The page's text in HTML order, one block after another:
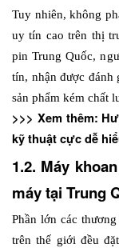
Tuy nhiên, không
uy tín cao trên thị
pin Trung Quốc,
tín, nhận được đánh
sản phẩm kém chất
>>> Xem thêm:
kỹ thuật cực dễ
1.2. Máy
máy tại Trung
Phần lớn các
trên thế giới đều